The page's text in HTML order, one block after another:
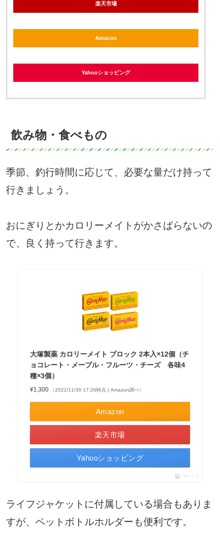
楽天市場
Amazon
Yahooショッピング
飲み物・食べもの
季節、釣行時間に応じて、必要な量だけ持って
行きましょう。
おにぎりとかカロリーメイトがかさばらないの
で、良く持って行きます。
大塚製薬 カロリーメイト ブロック 2本入×12個（チ
ョコレート・メープル・フルーツ・チーズ 各味4
種×3個）
¥1,300 （2021/11/30 17:26時点 | Amazon調べ）
Amazon
楽天市場
Yahooショッピング
ポチップ
ライフジャケットに付属している場合もありま
すが、ペットボトルホルダーも便利です。